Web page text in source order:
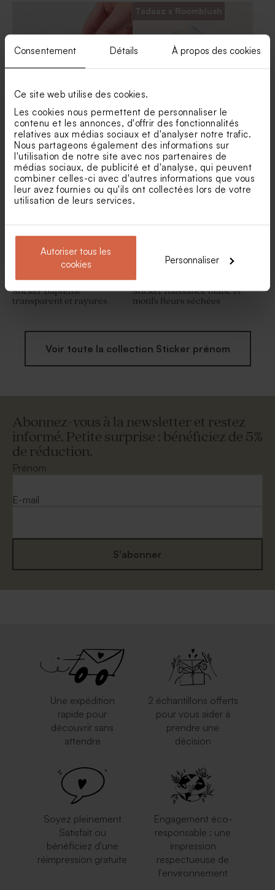
Consentement Détails À propos des cookies
Ce site web utilise des cookies.
Les cookies nous permettent de personnaliser le
contenu et les annonces, d'offrir des fonctionnalités
relatives aux médias sociaux et d'analyser notre trafic.
Nous partageons également des informations sur
l'utilisation de notre site avec nos partenaires de
médias sociaux, de publicité et d'analyse, qui peuvent
combiner celles-ci avec d'autres informations que vous
leur avez fournies ou qu'ils ont collectées lors de votre
utilisation de leurs services.
Autoriser tous les
cookies
Personnaliser
240 ex)
Pot en verre sel de bain rose
baptême
Boîte DIY cadeaux invités
naissance rose
Sticker baptême
transparent pour prénom
(3.7 cm)
Tadaaz x Roomblush
Sticker naissance décor
fond ligné
Sticker baptême
transparent et rayures
Sticker naissance blanc et
motifs fleurs séchées
Voir toute la collection Sticker prénom
Abonnez-vous à la newsletter et restez
informé. Petite surprise : bénéficiez de 5%
de réduction.
Prénom
E-mail
S'abonner
Une expédition
rapide pour
découvrir sans
attendre
2 échantillons offerts
pour vous aider à
prendre une
décision
Soyez pleinement
Satisfait ou
bénéficiez d'une
réimpression gratuite
Engagement éco-
responsable : une
impression
respectueuse de
l'environnement